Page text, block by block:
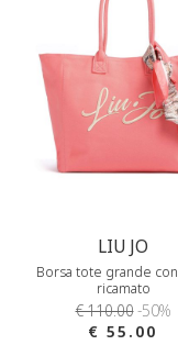
LIU JO
Borsa tote grande
ricamato
€ 110.00-50%
€ 55.00